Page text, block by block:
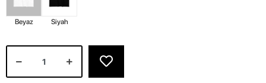
Beyaz Siyah